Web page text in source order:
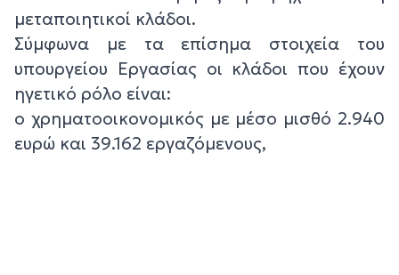
μεταποιητικοί κλάδοι.
Σύμφωνα με τα επίσημα στοιχεία του
υπουργείου Εργασίας οι κλάδοι που έχουν
ηγετικό ρόλο είναι:
ο χρηματοοικονομικός με μέσο μισθό 2.940
ευρώ και 39.162 εργαζόμενους,